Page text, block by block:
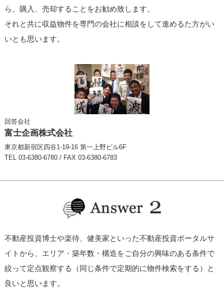
ら、購入、売却することをお勧め致します。
それと共に収益物件を専門の会社に相談をして進めるた方がい
いとも思います。
回答会社
富士企画株式会社
東京都新宿区四谷1-19-16 第一上野ビル6F
TEL 03-6380-6780 / FAX 03-6380-6783
不動産投資博士や楽待、健美家といった不動産投資ポータルサ
イトから、エリア・築年数・構造をご自分の興味のある条件で
絞って定点観察する（同じ条件で定期的に物件検索をする）と
良いと思います。